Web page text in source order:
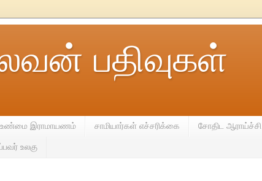
பதிவுகள்
உண்மை இராமாயணம் சாமியார்கள் எச்சரிக்கை சோதிட ஆராய்ச்சி
உலகு